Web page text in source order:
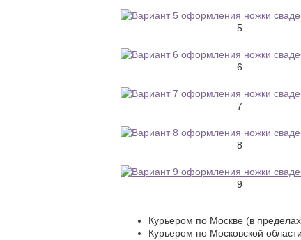
5
6
7
8
9
Курьером по Москве (в
Курьером по Московской